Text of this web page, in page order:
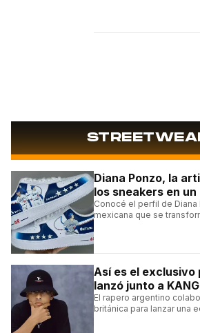
Diana Ponzo, la
los sneakers en un
Conocé el perfil de Diana
mexicana que se
Así es el exclusivo
lanzó junto a
El rapero argentino
británica para lanzar una